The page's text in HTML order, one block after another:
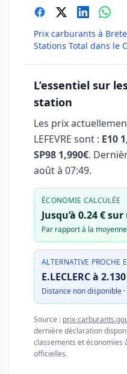
Prix carburants à
Stations Total dans le
L’essentiel sur
station
Les prix
LEFEVRE sont : E10
SP98 1,990€.
août à 07:49.
ÉCONOMIE CALCULÉE
Jusqu’à 0.24 €
Par rapport à la
ALTERNATIVE PROCHE
E.LECLERC à
Distance non disponible
Source : prix-
dernière déclaration
classements et économies
officielles.